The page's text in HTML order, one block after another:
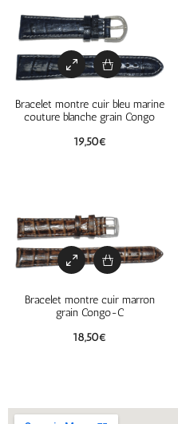
Bracelet montre cuir bleu marine
couture blanche grain Congo
19,50€
Bracelet montre cuir marron
grain Congo-C
18,50€